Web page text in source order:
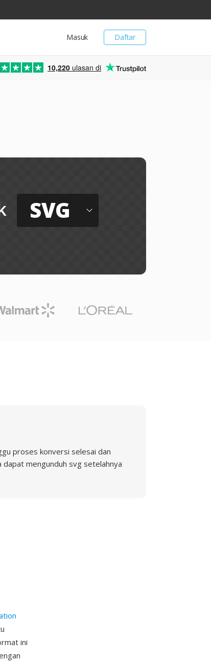
Daftar
Masuk
10,220 ulasan di
SVG
proses konversi selesai dan
dapat mengunduh svg setelahnya
ini